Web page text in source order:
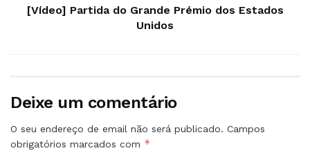
[Vídeo] Partida do Grande Prémio dos Estados
Unidos
Deixe um comentário
O seu endereço de email não será publicado. Campos
obrigatórios marcados com *